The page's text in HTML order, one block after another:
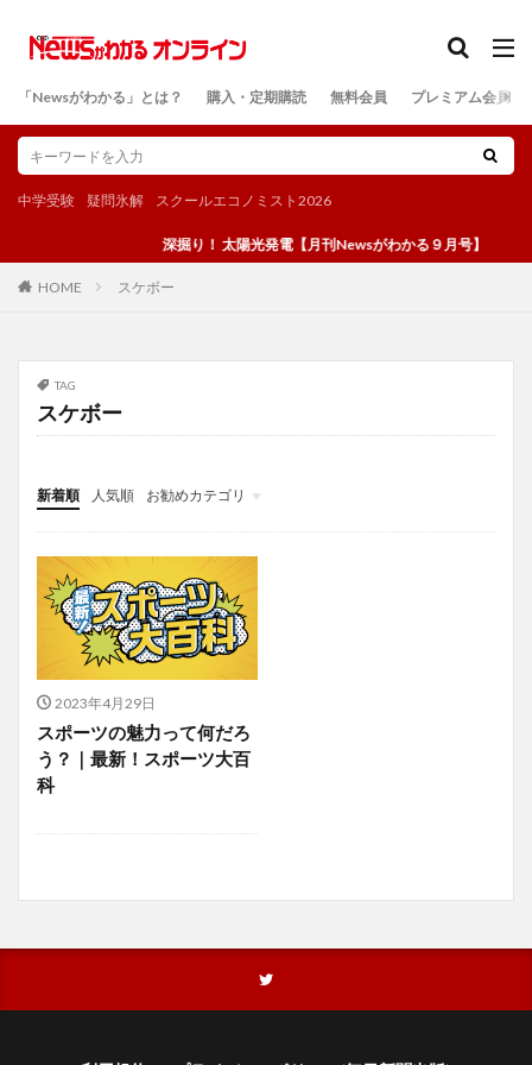
「Newsがわかる」とは？ 購入・定期購読 無料会員 プレミアム会員
中学受験 疑問氷解 スクールエコノミスト2026
深掘り！ 太陽光発電【月刊Newsがわかる９月号】
HOME スケボー
TAG
スケボー
新着順 人気順
お勧めカテゴリ
投稿
学び
マンガ
電子書籍
2023年4月29日
スポーツの魅力って何だろ
う？｜最新！スポーツ大百
科
検索